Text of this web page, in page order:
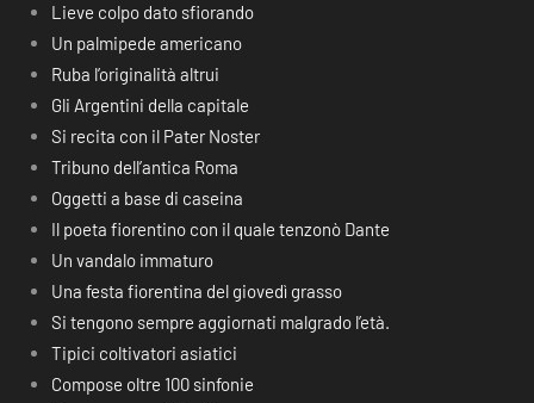
Lieve colpo dato sfiorando
Un palmipede americano
Ruba l’originalità altrui
Gli Argentini della capitale
Si recita con il Pater Noster
Tribuno dell’antica Roma
Oggetti a base di caseina
Il poeta fiorentino con il quale tenzonò Dante
Un vandalo immaturo
Una festa fiorentina del giovedì grasso
Si tengono sempre aggiornati malgrado l’età.
Tipici coltivatori asiatici
Compose oltre 100 sinfonie